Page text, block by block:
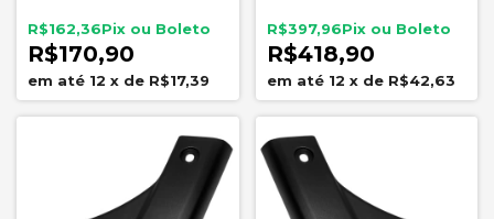
R$170,90
R$162,36
12 x de R$17,39
R$418,90
R$397,96
12 x de R$42,63